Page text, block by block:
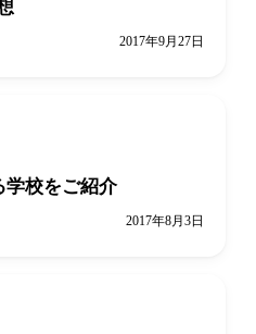
2017年9月27日
学校をご紹介
2017年8月3日